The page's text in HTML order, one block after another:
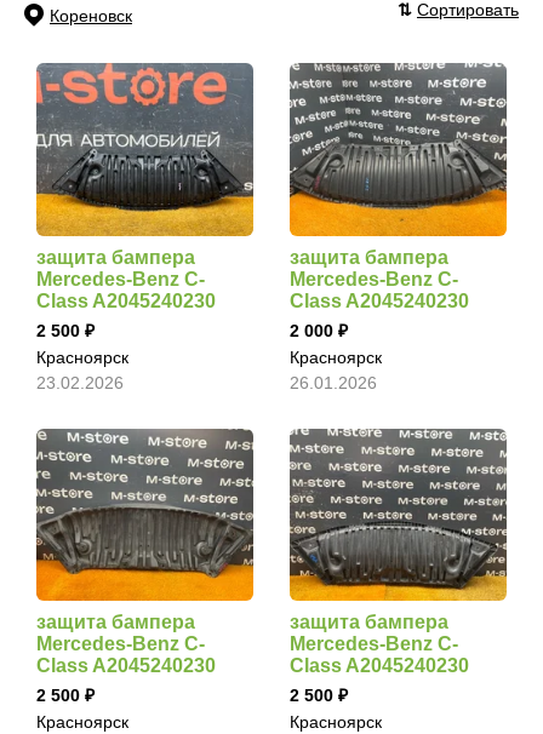
Кореновск ⇅ Сортировать
защита бампера
Mercedes-Benz C-
Class A2045240230
2 500
Красноярск
23.02.2026
защита бампера
Mercedes-Benz C-
Class A2045240230
2 000
Красноярск
26.01.2026
защита бампера
Mercedes-Benz C-
Class A2045240230
2 500
Красноярск
защита бампера
Mercedes-Benz C-
Class A2045240230
2 500
Красноярск